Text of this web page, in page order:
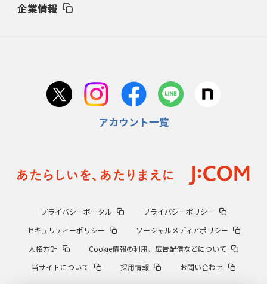
企業情報
アカウント一覧
プライバシーポータル
プライバシーポリシー
セキュリティーポリシー
ソーシャルメディアポリシー
人権方針
Cookie情報の利用、広告配信などについて
当サイトについて
採用情報 お問い合わせ